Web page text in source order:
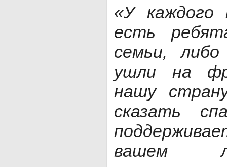
«У каждого
есть
семьи,
ушли на
нашу
сказать
вашем